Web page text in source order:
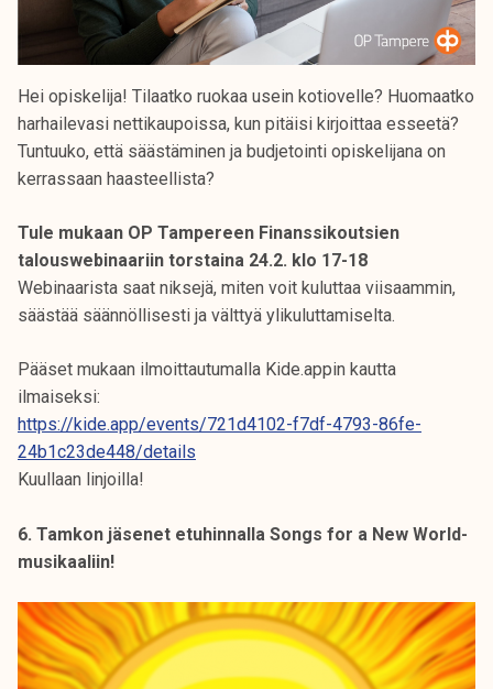
Hei opiskelija! Tilaatko ruokaa usein kotiovelle? Huomaatko
harhailevasi nettikaupoissa, kun pitäisi kirjoittaa esseetä?
Tuntuuko, että säästäminen ja budjetointi opiskelijana on
kerrassaan haasteellista?
Tule mukaan OP Tampereen Finanssikoutsien
talouswebinaariin torstaina 24.2. klo 17-18
Webinaarista saat niksejä, miten voit kuluttaa viisaammin,
säästää säännöllisesti ja välttyä ylikuluttamiselta.
Pääset mukaan ilmoittautumalla Kide.appin kautta
ilmaiseksi:
https://kide.app/events/721d4102-f7df-4793-86fe-
24b1c23de448/details
Kuullaan linjoilla!
6. Tamkon jäsenet etuhinnalla Songs for a New World-
musikaaliin!